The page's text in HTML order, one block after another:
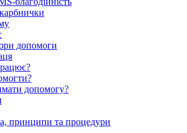
допомоги
допомогу?
принципи та процедури